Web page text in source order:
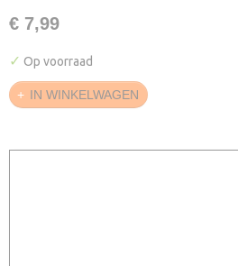
€ 7,99
✓ Op voorraad
IN WINKELWAGEN